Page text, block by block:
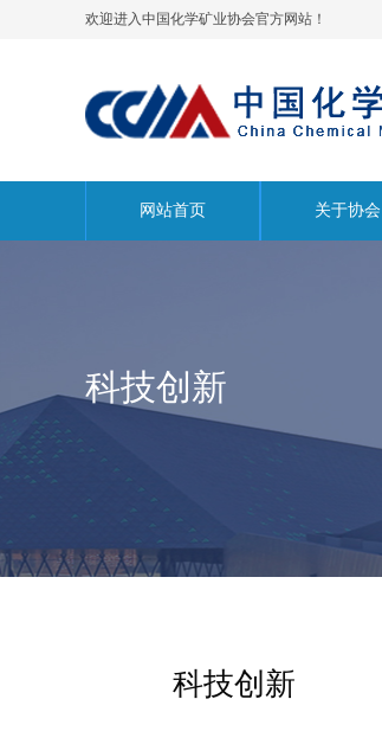
欢迎进入中国化学矿业协会官方网站！
网站首页 关于协会
科技创新
科技创新